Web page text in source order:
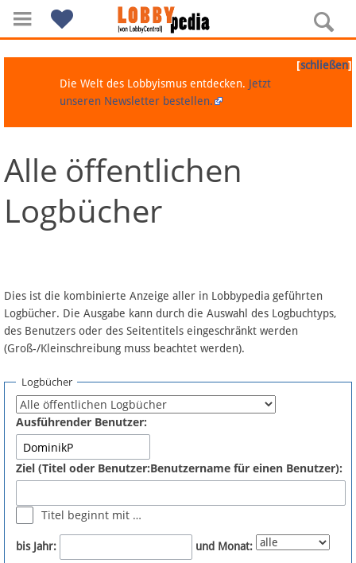
Navigation
Über Lobbypedia
Artikel nach Kategorien
FAQ
Fördermitglied werden
Fehler melden
Newsletter
[schließen]
Die Welt des Lobbyismus entdecken. Jetzt
unseren Newsletter bestellen.
Alle öffentlichen
Logbücher
Dies ist die kombinierte Anzeige aller in Lobbypedia geführten
Logbücher. Die Ausgabe kann durch die Auswahl des Logbuchtyps,
des Benutzers oder des Seitentitels eingeschränkt werden
(Groß-/Kleinschreibung muss beachtet werden).
Logbücher
Ausführender Benutzer:
Ziel (Titel oder Benutzer:Benutzername für einen Benutzer):
Titel beginnt mit …
bis Jahr: und Monat: